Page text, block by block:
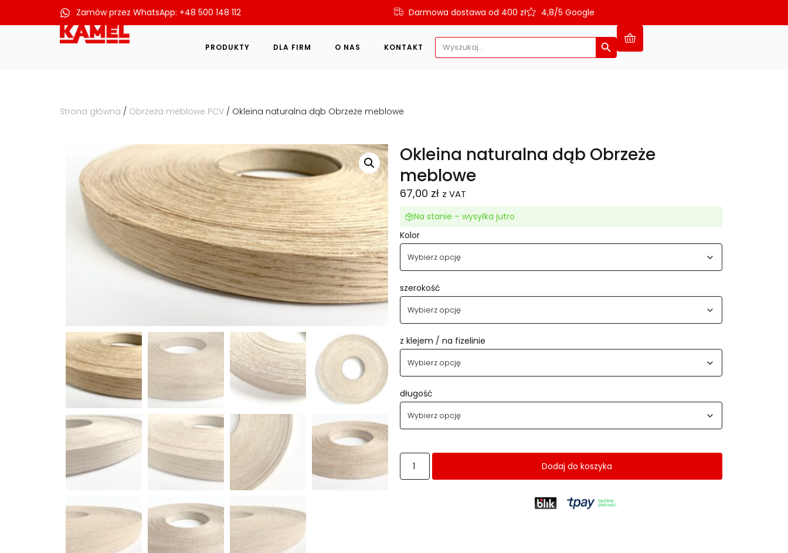
Zamów przez WhatsApp: +48 500 148 112 Darmowa dostawa od 400 zł 4,8/5 Google
PRODUKTY DLA FIRM O NAS KONTAKT
Search
for:
Search Button
Strona główna / Obrzeża meblowe PCV / Okleina naturalna dąb Obrzeże meblowe
Okleina naturalna dąb Obrzeże
meblowe
67,00 zł z VAT
Na stanie – wysyłka jutro
Kolor
szerokość
z klejem / na fizelinie
długość
Dodaj do koszyka